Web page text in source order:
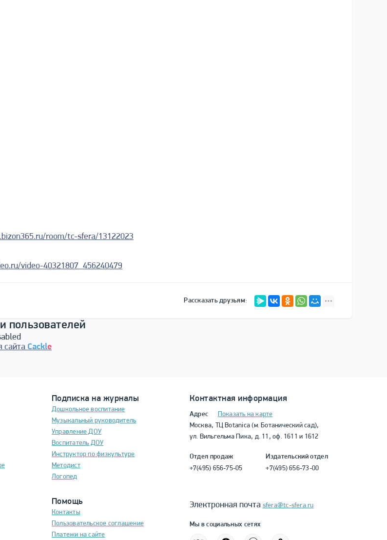
room/tc-sfera/13122023
video-40321807_456240479
Рассказать друзьям:
пользователей
сайта Cackle
Подписка на журналы
Дошкольное воспитание
Музыкальный руководитель
Управление ДОУ
Воспитатель ДОУ
Инструктор по физкультуре
Методист
Логопед
Помощь
Контакты
Пользовательское соглашение
Платежи на сайте
Контактная информация
Адрес
Показать на карте
Москва, ТЦ Botanica (м. Ботанический сад),
ул. Вильгельма Пика, д. 11, оф. 1611 и 1612
Отдел продаж
+7(495) 656-75-05
Издательский отдел
+7(495) 656-73-00
Электронная почта sfera@tc-sfera.ru
Мы в социальных сетях